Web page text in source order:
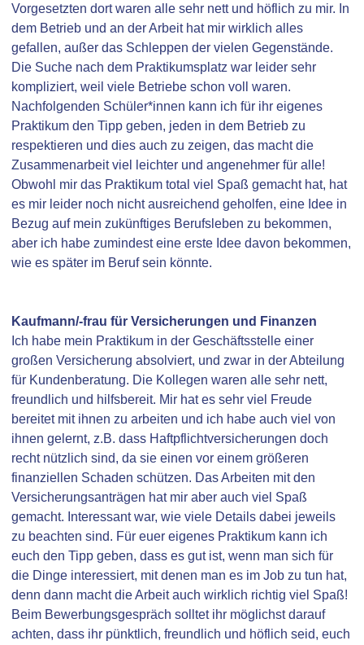
Vorgesetzten dort waren alle sehr nett und höflich zu mir. In
dem Betrieb und an der Arbeit hat mir wirklich alles
gefallen, außer das Schleppen der vielen Gegenstände.
Die Suche nach dem Praktikumsplatz war leider sehr
kompliziert, weil viele Betriebe schon voll waren.
Nachfolgenden Schüler*innen kann ich für ihr eigenes
Praktikum den Tipp geben, jeden in dem Betrieb zu
respektieren und dies auch zu zeigen, das macht die
Zusammenarbeit viel leichter und angenehmer für alle!
Obwohl mir das Praktikum total viel Spaß gemacht hat, hat
es mir leider noch nicht ausreichend geholfen, eine Idee in
Bezug auf mein zukünftiges Berufsleben zu bekommen,
aber ich habe zumindest eine erste Idee davon bekommen,
wie es später im Beruf sein könnte.
Kaufmann/-frau für Versicherungen und Finanzen
Ich habe mein Praktikum in der Geschäftsstelle einer
großen Versicherung absolviert, und zwar in der Abteilung
für Kundenberatung. Die Kollegen waren alle sehr nett,
freundlich und hilfsbereit. Mir hat es sehr viel Freude
bereitet mit ihnen zu arbeiten und ich habe auch viel von
ihnen gelernt, z.B. dass Haftpflichtversicherungen doch
recht nützlich sind, da sie einen vor einem größeren
finanziellen Schaden schützen. Das Arbeiten mit den
Versicherungsanträgen hat mir aber auch viel Spaß
gemacht. Interessant war, wie viele Details dabei jeweils
zu beachten sind. Für euer eigenes Praktikum kann ich
euch den Tipp geben, dass es gut ist, wenn man sich für
die Dinge interessiert, mit denen man es im Job zu tun hat,
denn dann macht die Arbeit auch wirklich richtig viel Spaß!
Beim Bewerbungsgespräch solltet ihr möglichst darauf
achten, dass ihr pünktlich, freundlich und höflich seid, euch